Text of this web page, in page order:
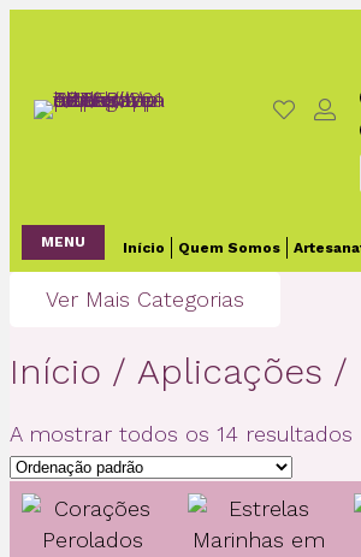
MENU Início Quem Somos
Início / Aplicações /
A mostrar todos os 14 resultados
Ver Mais Categorias